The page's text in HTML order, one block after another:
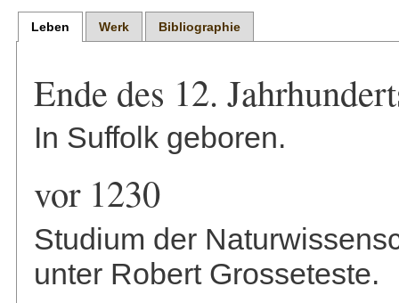
Leben Werk Bibliographie
Ende des 12.
In Suffolk geboren.
vor 1230
Studium der
unter Robert Grosseteste.